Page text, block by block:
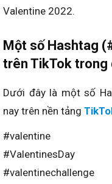
Valentine 2022.
Một số Hashtag
trên TikTok trong
Dưới đây là một số
nay trên nền tảng
#valentine
#ValentinesDay
#valentinechallenge